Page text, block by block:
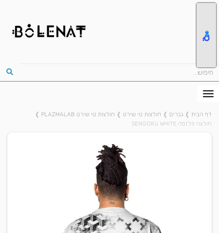
דף הבית ❱ גברים ❱ חולצות טי שירט ❱ חולצות טי שירט PLAZMALAB
❱
חולצה פלזמה SENGOKU WHITE